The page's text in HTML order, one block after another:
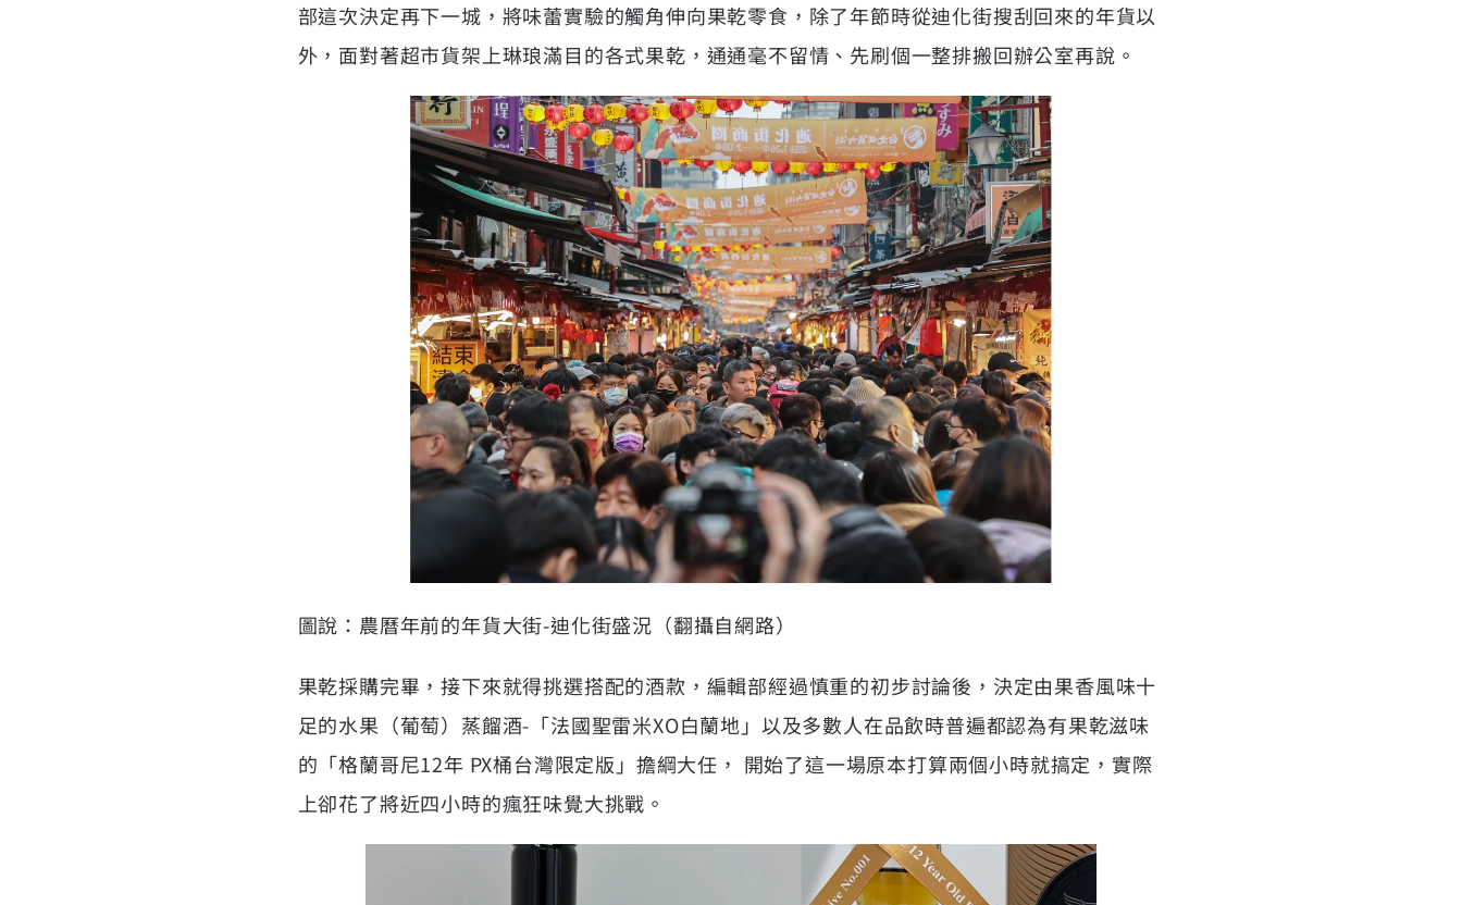
部這次決定再下一城，將味蕾實驗的觸角伸向果乾零食，除了年節時從迪化街搜刮回來的年貨以
外，面對著超市貨架上琳琅滿目的各式果乾，通通毫不留情、先刷個一整排搬回辦公室再說。
圖說：農曆年前的年貨大街-迪化街盛況（翻攝自網路）
果乾採購完畢，接下來就得挑選搭配的酒款，編輯部經過慎重的初步討論後，決定由果香風味十
足的水果（葡萄）蒸餾酒-「法國聖雷米XO白蘭地 」以及多數人在品飲時普遍都認為有果乾滋味
的「格蘭哥尼12年 PX桶台灣限定版 」擔綱大任， 開始了這一場原本打算兩個小時就搞定，實際
上卻花了將近四小時的瘋狂味覺大挑戰。